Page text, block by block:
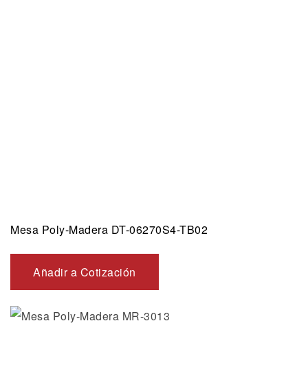
Mesa Poly-Madera DT-06270S4-TB02
Añadir a Cotización